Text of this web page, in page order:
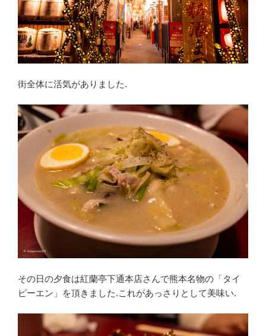
街全体に活気がありました.
その日の夕食は紅蘭亭下通本店さんで熊本名物の「タイ
ピーエン」を頂きました.これがあっさりとして美味い.